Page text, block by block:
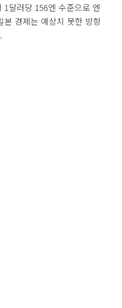
1달러당 156엔 수준으로 엔
본 경제는 예상치 못한 방향